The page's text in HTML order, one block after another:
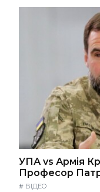
УПА vs Армія
Професор
# ВІДЕО